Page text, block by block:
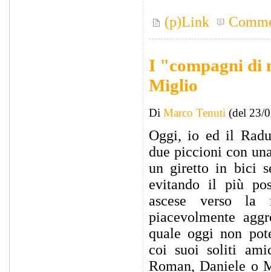
(p)Link
I "compagni di
Miglio
Di Marco Tenuti (del 23/
Oggi, io ed il
due piccioni con
un giretto in bici
evitando il più
ascese verso la
piacevolmente
quale oggi non
coi suoi soliti
Roman, Daniele o